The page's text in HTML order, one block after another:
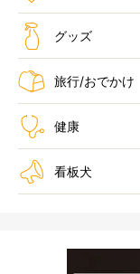
グッズ
旅行/おでかけ
健康
看板犬